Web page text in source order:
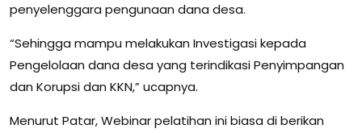
penyelenggara pengunaan dana desa.
“Sehingga mampu melakukan Investigasi kepada
Pengelolaan dana desa yang terindikasi Penyimpangan
dan Korupsi dan KKN,” ucapnya.
Menurut Patar, Webinar pelatihan ini biasa di berikan